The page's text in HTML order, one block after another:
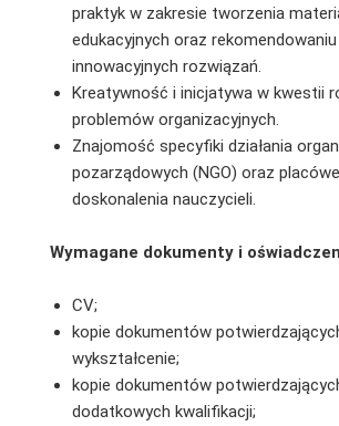
praktyk w zakresie tworzenia
edukacyjnych oraz rekomendowaniu
innowacyjnych rozwiązań.
Kreatywność i inicjatywa w kwestii
problemów organizacyjnych.
Znajomość specyfiki działania
pozarządowych (NGO) oraz
doskonalenia nauczycieli.
Wymagane dokumenty i
CV;
kopie dokumentów
wykształcenie;
kopie dokumentów
dodatkowych kwalifikacji;